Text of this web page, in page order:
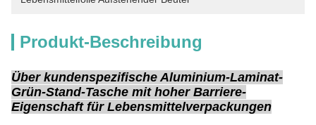
Produkt-Beschreibung
Über kundenspezifische Aluminium-Laminat-
Grün-Stand-Tasche mit hoher Barriere-
Eigenschaft für Lebensmittelverpackungen